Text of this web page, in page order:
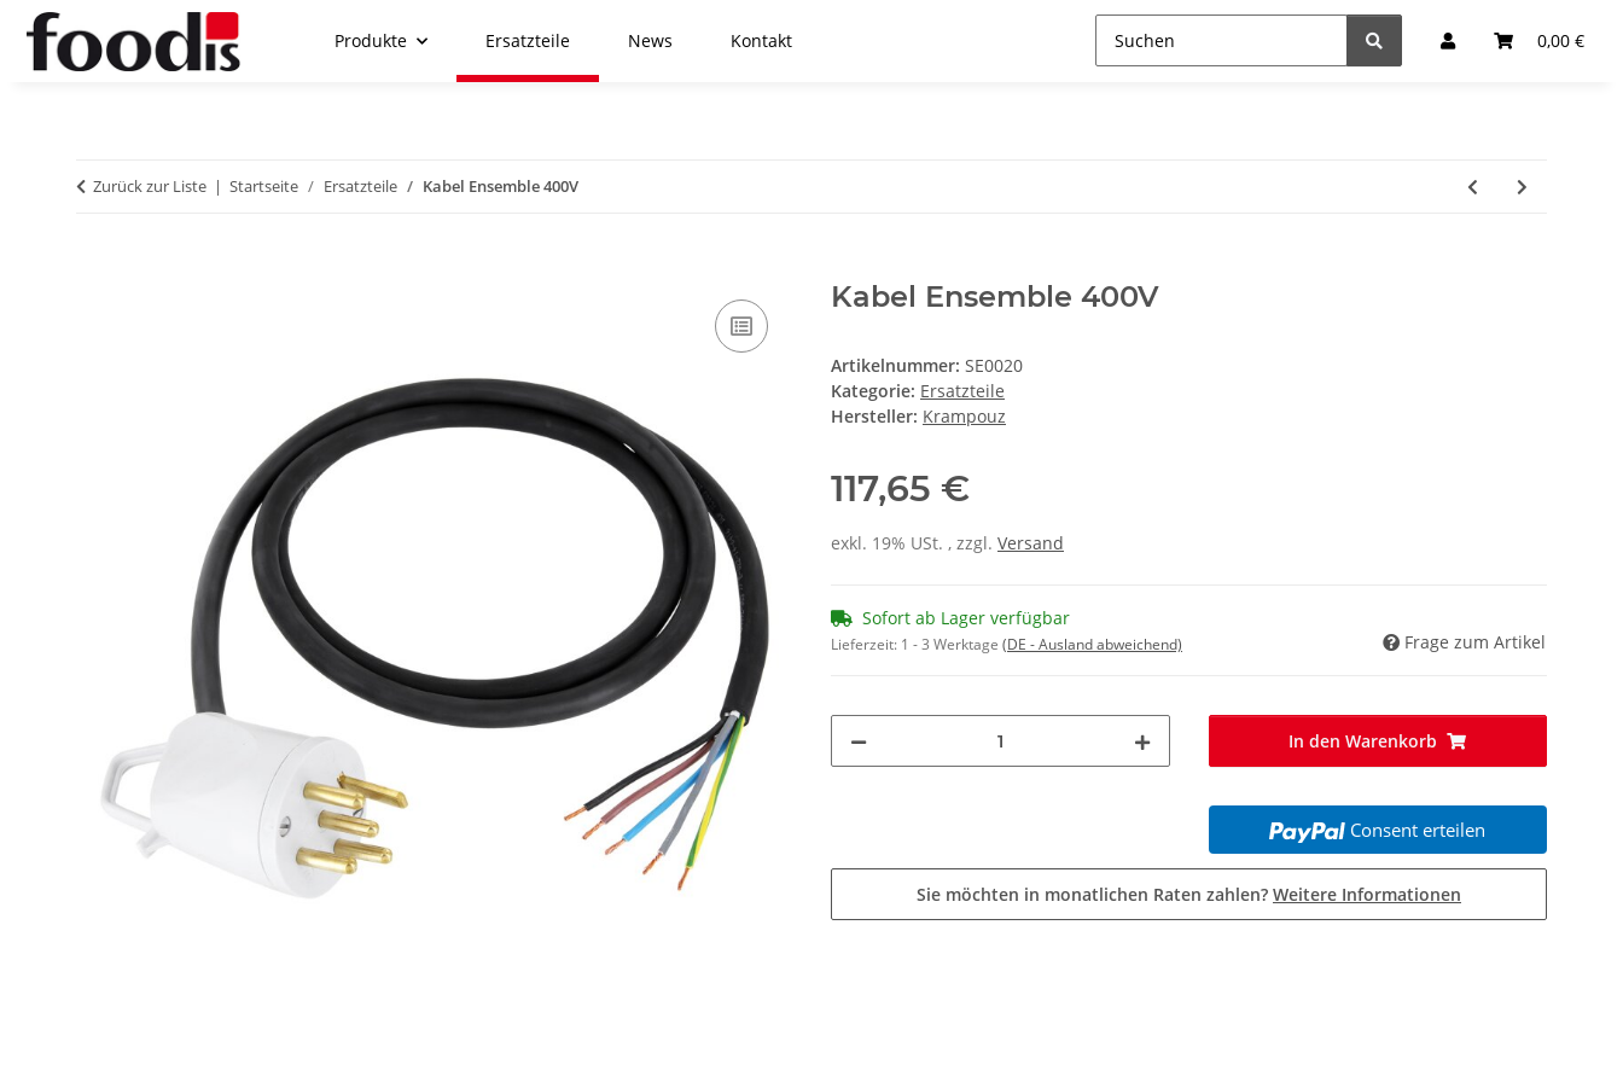
0,00 €
Produkte Ersatzteile News Kontakt
Zurück zur Liste Startseite Ersatzteile Kabel Ensemble 400V
Kabel Ensemble 400V
Artikelnummer: SE0020
Kategorie: Ersatzteile
Hersteller: Krampouz
117,65 €
exkl. 19% USt. , zzgl. Versand
Sofort ab Lager verfügbar
Lieferzeit: 1 - 3 Werktage (DE - Ausland abweichend) Frage zum Artikel
In den Warenkorb
Consent erteilen
Sie möchten in monatlichen Raten zahlen? Weitere Informationen